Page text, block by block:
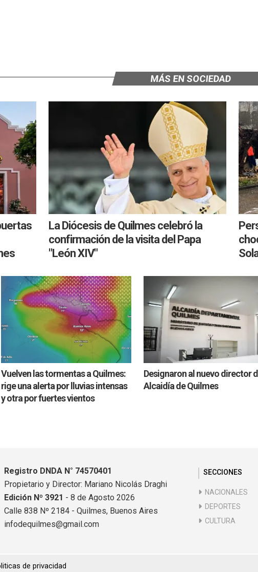
MÁS EN SOCIEDAD
La Diócesis de Quilmes celebró la
confirmación de la visita del Papa
"León XIV"
Vuelven las tormentas a Quilmes:
rige una alerta por lluvias intensas
y otra por fuertes vientos
Designaron al nuevo director
Alcaidía de Quilmes
Registro DNDA N° 74570401
Propietario y Director: Mariano Nicolás Draghi
Edición Nº 3921 - 8 de Agosto 2026
Calle 838 Nº 2184 - Quilmes, Buenos Aires
infodequilmes@gmail.com
SECCIONES
NACIONALES
DEPORTES
CULTURA
de privacidad